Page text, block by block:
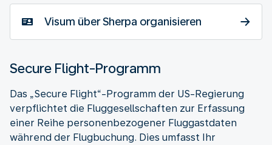
Visum über Sherpa organisieren
Secure Flight-Programm
Das „Secure Flight“-Programm der US-Regierung
verpflichtet die Fluggesellschaften zur Erfassung
einer Reihe personenbezogener Fluggastdaten
während der Flugbuchung. Dies umfasst Ihr